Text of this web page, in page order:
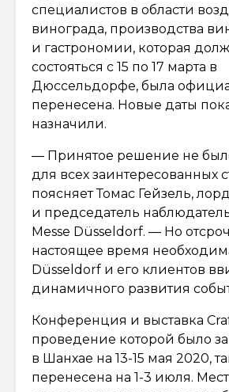
специалистов в области
винограда, производства
и гастрономии, которая
состояться с 15 по 17 марта в
Дюссельдорфе, была
перенесена. Новые даты
назначили.
— Принятое решение не
для всех заинтересованных
поясняет Томас Гейзель,
и председатель
Messe Düsseldorf. — Но
настоящее время
Düsseldorf и его клиентов
динамичного развития
Конференция и выставка
проведение которой было
в Шанхае на 13-15 мая 2020,
перенесена на 1-3 июля.